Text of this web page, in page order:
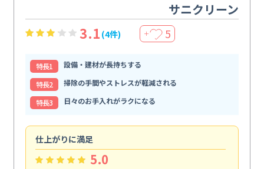
サニクリーン
3.1 (4件) ＋ 5
特⻑1
設備・建材が長持ちする
特⻑2
掃除の手間やストレスが軽減される
特⻑3
日々のお手入れがラクになる
仕上がりに満足
5.0